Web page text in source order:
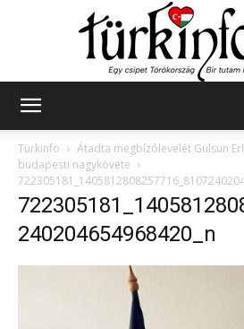
Türkinfo
Átadta megbízólevelét Gülsun
budapesti nagykövete
240204654968420_n